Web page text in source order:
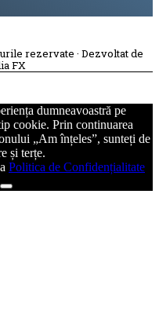
rezervate · Dezvoltat de
FX
dumneavoastră pe
cookie. Prin continuarea
„Am înțeles”, sunteți de
și terțe.
Politica de Confidențialitate